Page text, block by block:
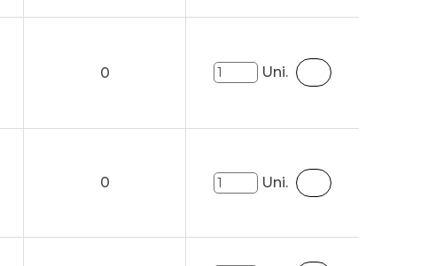
0 Uni.
0 Uni.